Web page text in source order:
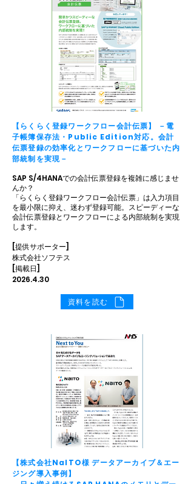
【らくらく登録ワークフロー会計伝票】 －電
子帳簿保存法・Public Edition対応。会計
伝票登録の効率化とワークフローに基づいた内
部統制を実現－
SAP S/4HANAでの会計伝票登録を複雑に感じませ
んか？
「らくらく登録ワークフロー会計伝票」は入力項目
を最小限に抑え、迷わず登録可能。スピーディーな
会計伝票登録とワークフローによる内部統制を実現
します。
[提供サポーター]
株式会社ソフテス
[掲載日]
2026.4.30
資料を読む
【株式会社NaITO様 データアーカイブ＆エー
ジング導入事例】